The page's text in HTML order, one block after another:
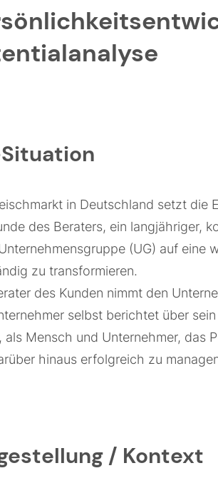
in Deutschland setzt die
des Beraters, ein langjähriger,
(UG) auf
zu transformieren.
des Kunden nimmt den
selbst berichtet über
als Mensch und Unternehmer, das
hinaus erfolgreich zu
/ Kontext